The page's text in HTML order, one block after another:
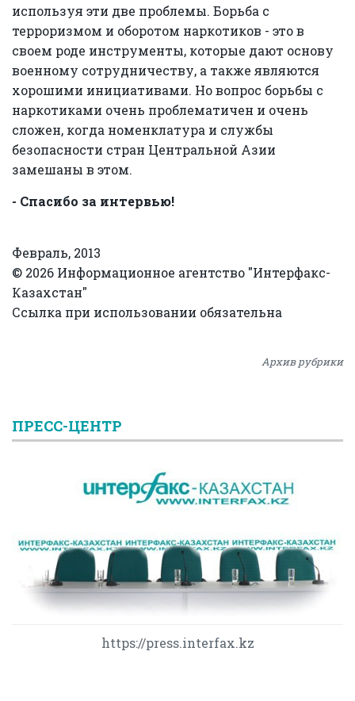
используя эти две проблемы. Борьба с
терроризмом и оборотом наркотиков - это в
своем роде инструменты, которые дают основу
военному сотрудничеству, а также являются
хорошими инициативами. Но вопрос борьбы с
наркотиками очень проблематичен и очень
сложен, когда номенклатура и службы
безопасности стран Центральной Азии
замешаны в этом.
- Спасибо за интервью!
Февраль, 2013
© 2026 Информационное агентство "Интерфакс-
Казахстан"
Ссылка при использовании обязательна
Архив рубрики
ПРЕСС-ЦЕНТР
https://press.interfax.kz